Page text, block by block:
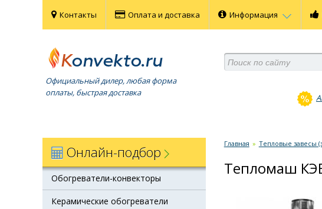
Контакты Оплата и доставка Информация
Официальный дилер, любая форма
оплаты, быстрая доставка
Онлайн-подбор
Обогреватели-конвекторы
Керамические обогреватели
Главная » Тепловые завесы
Тепломаш